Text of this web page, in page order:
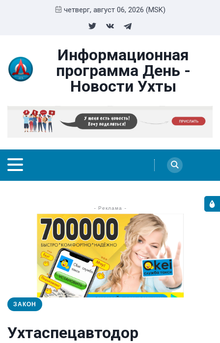
четверг, август 06, 2026 (MSK)
Информационная
программа День -
Новости Ухты
- Реклама -
ЗАКОН
Ухтаспецавтодор